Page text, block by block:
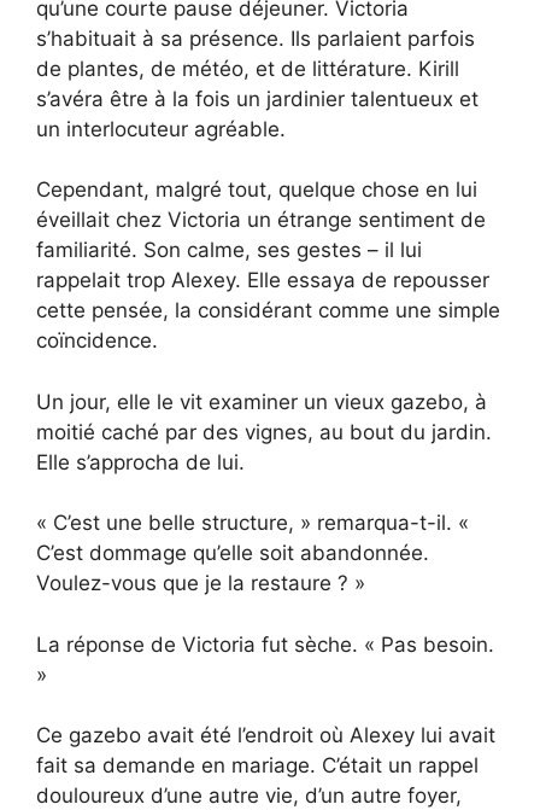
qu’une courte pause déjeuner. Victoria
s’habituait à sa présence. Ils parlaient parfois
de plantes, de météo, et de littérature. Kirill
s’avéra être à la fois un jardinier talentueux et
un interlocuteur agréable.
Cependant, malgré tout, quelque chose en lui
éveillait chez Victoria un étrange sentiment de
familiarité. Son calme, ses gestes – il lui
rappelait trop Alexey. Elle essaya de repousser
cette pensée, la considérant comme une simple
coïncidence.
Un jour, elle le vit examiner un vieux gazebo, à
moitié caché par des vignes, au bout du jardin.
Elle s’approcha de lui.
« C’est une belle structure, » remarqua-t-il. «
C’est dommage qu’elle soit abandonnée.
Voulez-vous que je la restaure ? »
La réponse de Victoria fut sèche. « Pas besoin.
»
Ce gazebo avait été l’endroit où Alexey lui avait
fait sa demande en mariage. C’était un rappel
douloureux d’une autre vie, d’un autre foyer,